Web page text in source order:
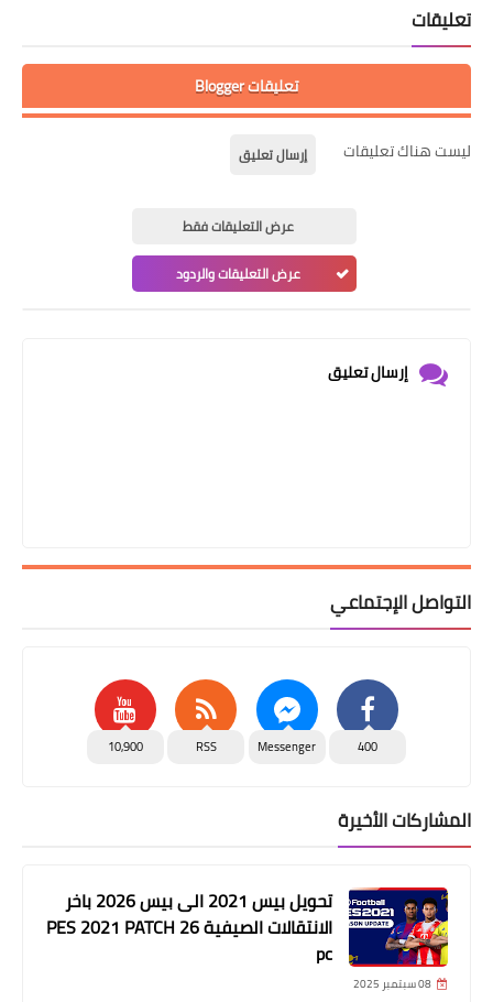
تعليقات
تعليقات Blogger
ليست هناك تعليقات إرسال تعليق
عرض التعليقات فقط
عرض التعليقات والردود
إرسال تعليق
التواصل الإجتماعي
400
Messenger
RSS
10,900
المشاركات الأخيرة
تحويل بيس 2021 الى بيس 2026 باخر
الانتقالات الصيفية PES 2021 PATCH 26
pc
08 سبتمبر 2025